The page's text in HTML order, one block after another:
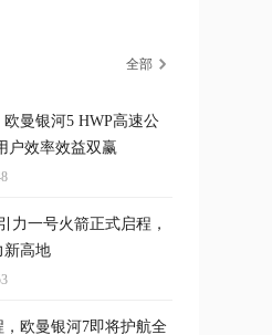
全部
曼银河5 HWP高速公
户效率效益双赢
力一号火箭正式启程，
新高地
欧曼银河7即将护航全